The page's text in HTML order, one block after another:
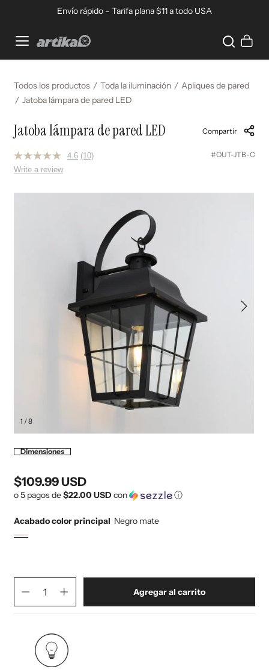
Ir directamente al contenido
Envío rápido – Tarifa plana $11 a todo USA
Home
Todos los productos Toda la iluminación
Apliques de pared
Jatoba lámpara de pared LED
Jatoba lámpara de pared LED Compartir
4.6 Read
(10)
Write a review
#OUT-JTB-C
Abrir elemento multimedia 1 en una ventana modal
1 / 8
Dimensiones
Precio habitual
$109.99 USD
o 5 pagos de$22.00 USDcon ⓘ
Acabado color principal Negro mate
Reducir cantidad para Jatoba lámpara de pared LED
Aumentar cantidad para Jatoba lámpara de pared LED
Agregar al carrito